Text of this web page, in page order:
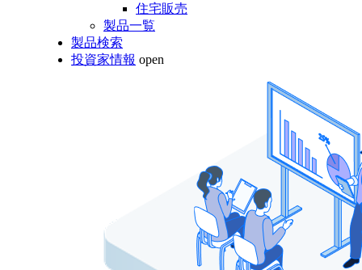
住宅販売
製品一覧
製品検索
投資家情報 open